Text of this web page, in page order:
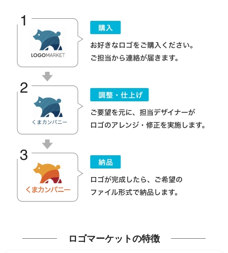
ロゴマーケットの特徴